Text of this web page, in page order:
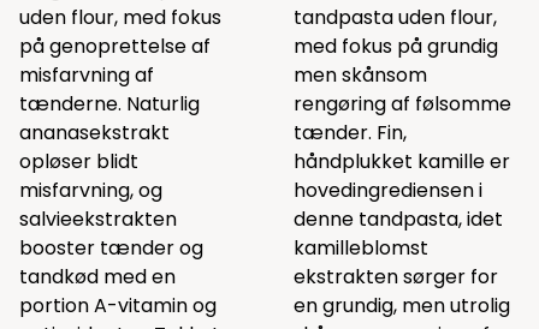
uden flour, med fokus
på genoprettelse af
misfarvning af
tænderne. Naturlig
ananasekstrakt
opløser blidt
misfarvning, og
salvieekstrakten
booster tænder og
tandkød med en
portion A-vitamin og
tandpasta uden flour,
med fokus på grundig
men skånsom
rengøring af følsomme
tænder. Fin,
håndplukket kamille er
hovedingrediensen i
denne tandpasta, idet
kamilleblomst
ekstrakten sørger for
en grundig, men utrolig